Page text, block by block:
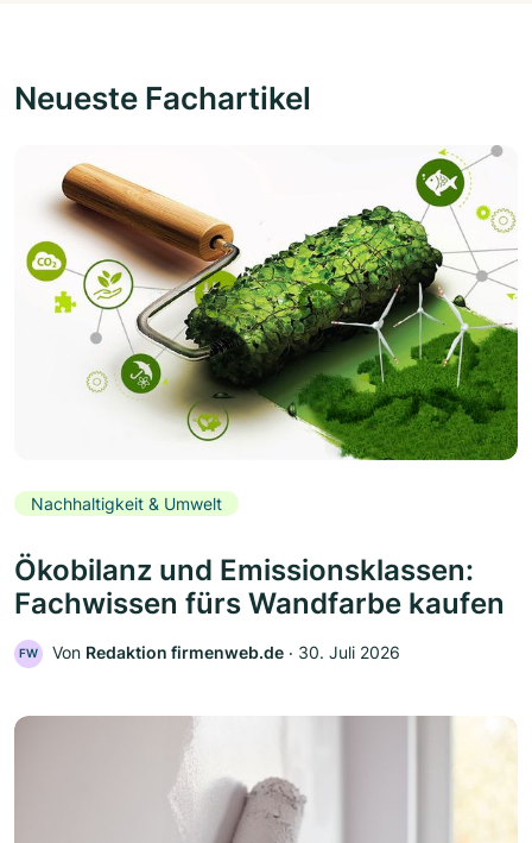
Neueste Fachartikel
Nachhaltigkeit & Umwelt
Ökobilanz und Emissionsklassen:
Fachwissen fürs Wandfarbe kaufen
FW Von Redaktion firmenweb.de ‧ 30. Juli 2026